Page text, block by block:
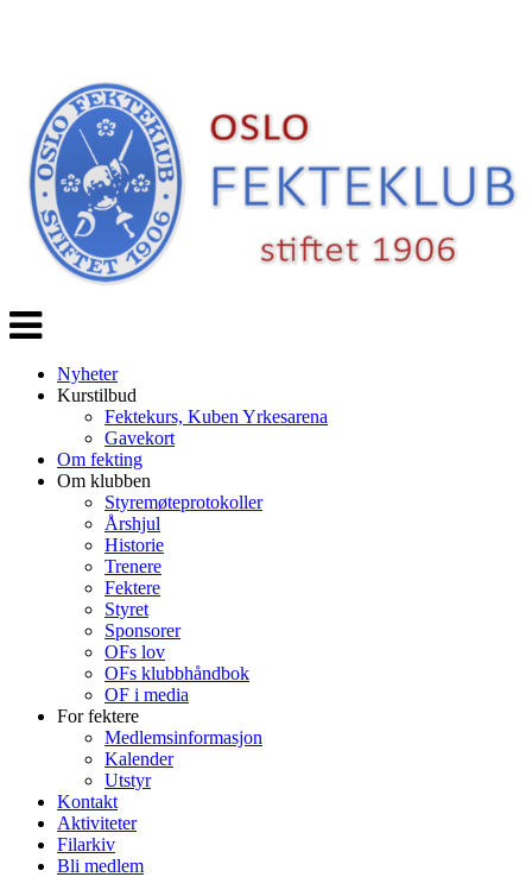
Veksle
navigasjon
Nyheter
Kurstilbud
Fektekurs, Kuben Yrkesarena
Gavekort
Om fekting
Om klubben
Styremøteprotokoller
Årshjul
Historie
Trenere
Fektere
Styret
Sponsorer
OFs lov
OFs klubbhåndbok
OF i media
For fektere
Medlemsinformasjon
Kalender
Utstyr
Kontakt
Aktiviteter
Filarkiv
Bli medlem